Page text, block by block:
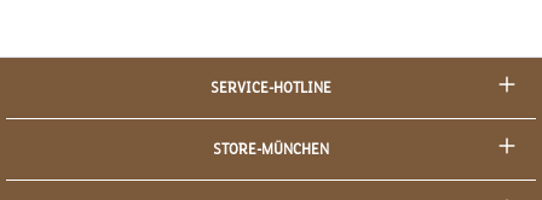
SERVICE-HOTLINE
STORE-MÜNCHEN